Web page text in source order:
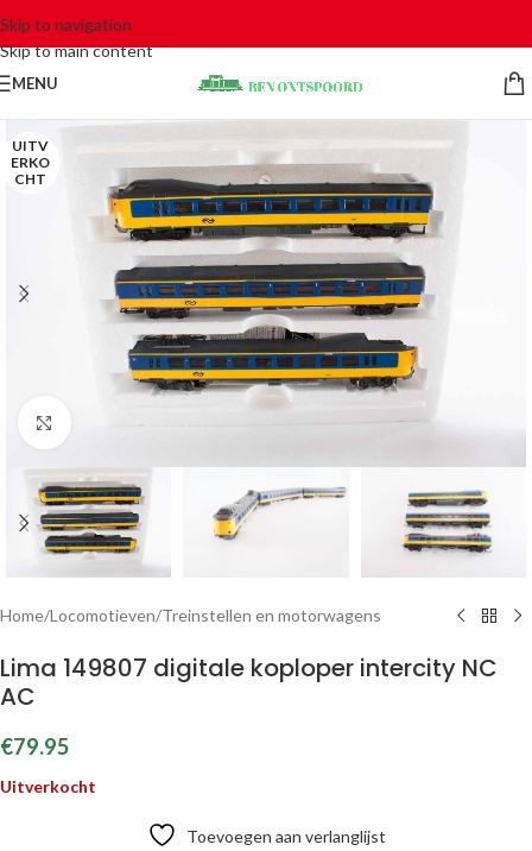
Skip to navigation
Skip to main content
MENU
UITV
ERKO
CHT
Click to enlarge
Home/Locomotieven/Treinstellen en motorwagens
Lima 149807 digitale koploper intercity NC
AC
€79.95
Uitverkocht
Toevoegen aan verlanglijst